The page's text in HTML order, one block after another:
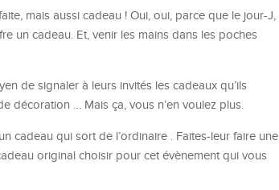
mais aussi cadeau ! Oui, oui, parce que le jour-J,
un cadeau. Et, venir les mains dans les poches
de signaler à leurs invités les cadeaux qu’ils
décoration … Mais ça, vous n’en voulez plus.
cadeau qui sort de l’ordinaire . Faites-leur faire une
original choisir pour cet évènement qui vous